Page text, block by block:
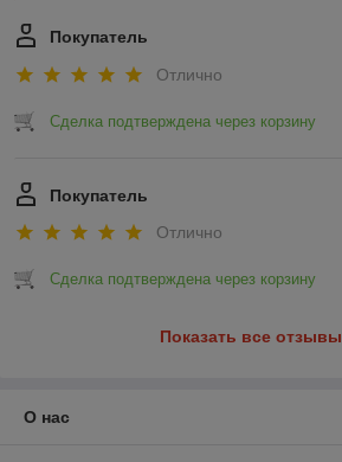
Покупатель
Отлично
Сделка подтверждена через корзину
Покупатель
Отлично
Сделка подтверждена через корзину
Показать все отзывы
О нас